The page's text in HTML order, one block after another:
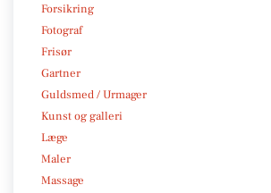
Forsikring
Fotograf
Frisør
Gartner
Guldsmed / Urmager
Kunst og galleri
Læge
Maler
Massage